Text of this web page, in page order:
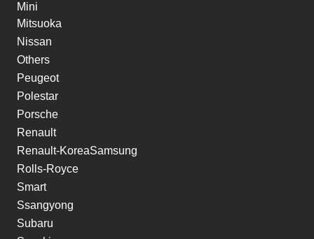
Mini
Mitsuoka
Nissan
Others
Peugeot
Polestar
Porsche
Renault
Renault-KoreaSamsung
Rolls-Royce
Smart
Ssangyong
Subaru